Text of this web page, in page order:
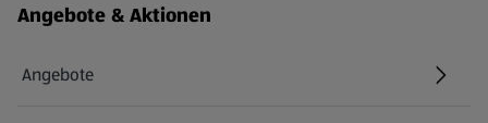
Angebote & Aktionen
Angebote